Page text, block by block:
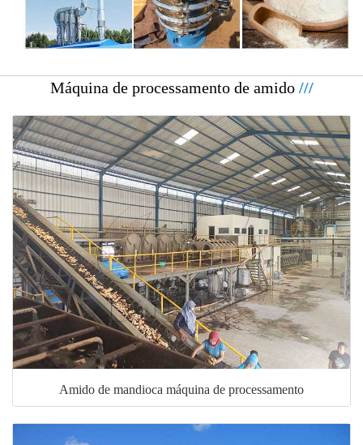
Máquina de processamento de amido ///
Amido de mandioca máquina de processamento